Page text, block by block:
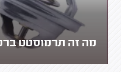
מה זה תרמוסטט